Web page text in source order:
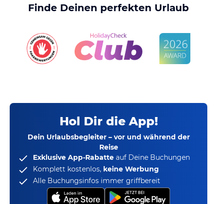
Finde Deinen perfekten Urlaub
Hol Dir die App!
Dein Urlaubsbegleiter – vor und während der
Reise
Exklusive App-Rabatte auf Deine Buchungen
Komplett kostenlos, keine Werbung
Alle Buchungsinfos immer griffbereit